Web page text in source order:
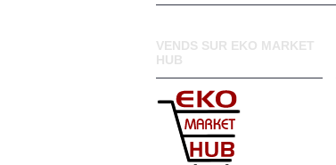
VENDS SUR EKO MARKET
HUB